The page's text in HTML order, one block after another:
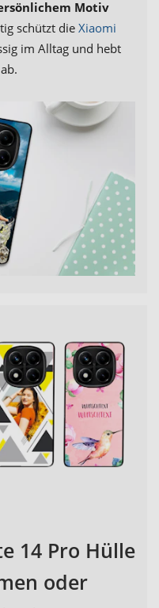
Motiv
schützt die Xiaomi
im Alltag und hebt
14 Pro Hülle
oder